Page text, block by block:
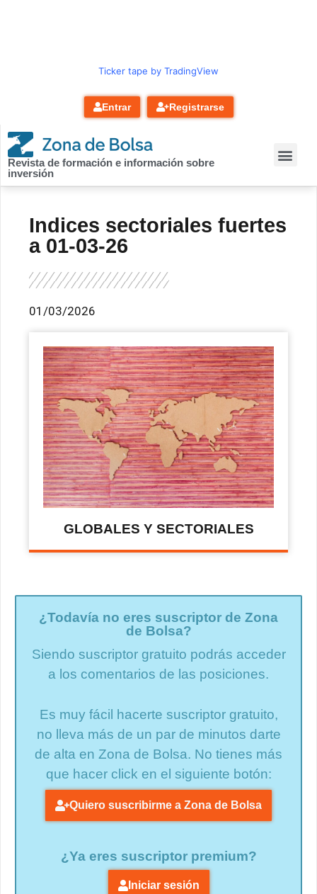
Ticker tape by TradingView
Entrar Registrarse
Revista de formación e información sobre
inversión
Indices sectoriales fuertes
a 01-03-26
01/03/2026
GLOBALES Y SECTORIALES
¿Todavía no eres suscriptor de Zona
de Bolsa?
Siendo suscriptor gratuito podrás acceder
a los comentarios de las posiciones.
Es muy fácil hacerte suscriptor gratuito,
no lleva más de un par de minutos darte
de alta en Zona de Bolsa. No tienes más
que hacer click en el siguiente botón:
Quiero suscribirme a Zona de Bolsa
¿Ya eres suscriptor premium?
Iniciar sesión